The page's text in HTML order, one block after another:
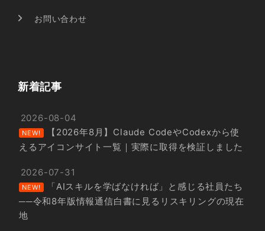
お問い合わせ
新着記事
2026-08-04
NEW!
【2026年8月】Claude CodeやCodexから使
えるアイコンサイト一覧｜実際に取得を検証しました
2026-07-31
NEW!
「AIスキルを学ばなければ」と感じる社員たち
──令和8年版情報通信白書に見るリスキリングの現在
地